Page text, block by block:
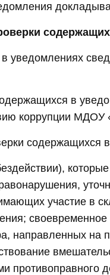
уведомлениях
в
коррупции МДОУ
содержащихся
участие в
направленных на
противоправного